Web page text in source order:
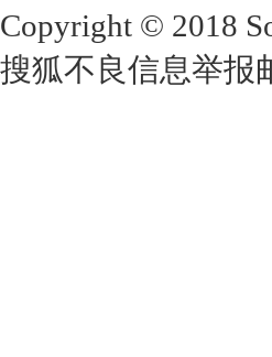
Copyright © 2018
搜狐不良信息举报